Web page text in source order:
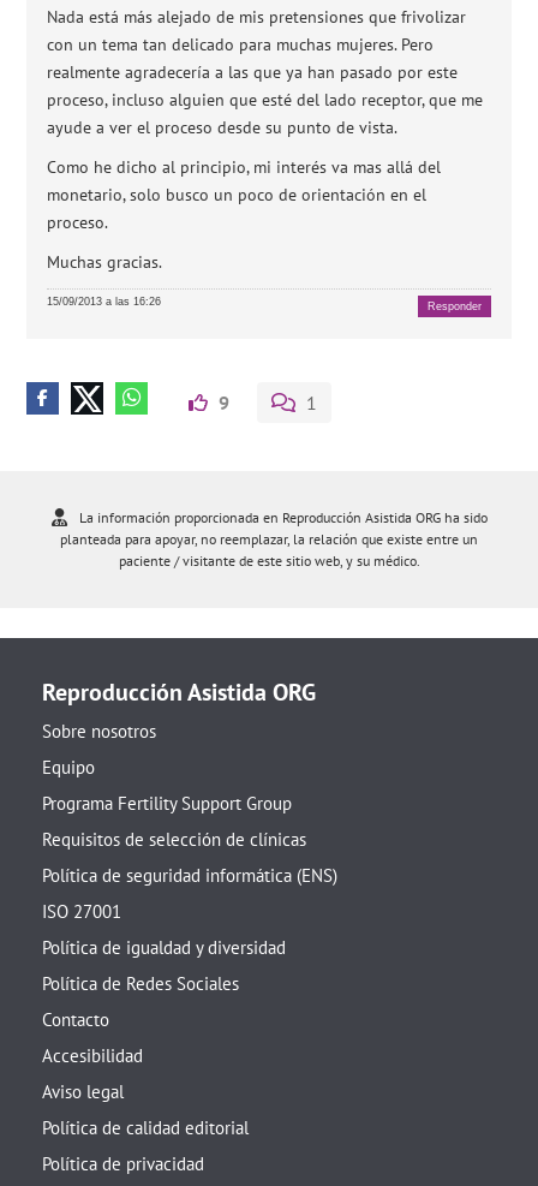
Nada está más alejado de mis pretensiones que frivolizar
con un tema tan delicado para muchas mujeres. Pero
realmente agradecería a las que ya han pasado por este
proceso, incluso alguien que esté del lado receptor, que me
ayude a ver el proceso desde su punto de vista.
Como he dicho al principio, mi interés va mas allá del
monetario, solo busco un poco de orientación en el
proceso.
Muchas gracias.
15/09/2013 a las 16:26 Responder
9 1
La información proporcionada en Reproducción Asistida ORG ha sido
planteada para apoyar, no reemplazar, la relación que existe entre un
paciente / visitante de este sitio web, y su médico.
Reproducción Asistida ORG
Sobre nosotros
Equipo
Programa Fertility Support Group
Requisitos de selección de clínicas
Política de seguridad informática (ENS)
ISO 27001
Política de igualdad y diversidad
Política de Redes Sociales
Contacto
Accesibilidad
Aviso legal
Política de calidad editorial
Política de privacidad